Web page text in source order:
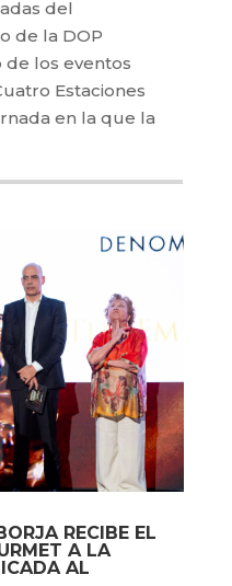
del
de la DOP
de los eventos
Estaciones
en la que la
RECIBE EL
A LA
AL